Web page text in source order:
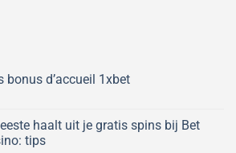
bonus d’accueil 1xbet
haalt uit je gratis spins bij Bet
tips